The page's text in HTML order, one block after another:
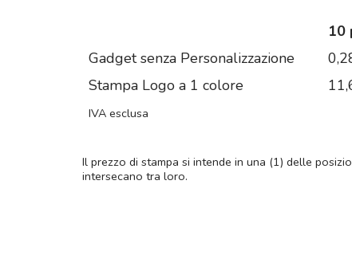
10
Gadget senza Personalizzazione
Stampa Logo a 1 colore
IVA esclusa
Il prezzo di stampa si intende in una (1) delle
intersecano tra loro.